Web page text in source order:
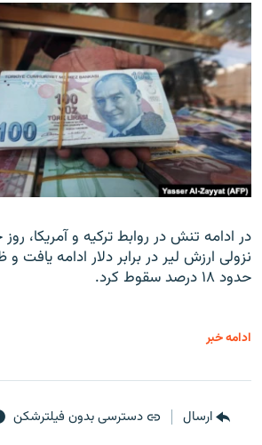
در ادامه تنش در روابط ترکیه و آمریکا،
نزولی ارزش لیر در برابر دلار ادامه یافت
حدود ۱۸ درصد سقوط کرد.
ادامه خبر
ارسال دسترسی بدون فیلترشکن